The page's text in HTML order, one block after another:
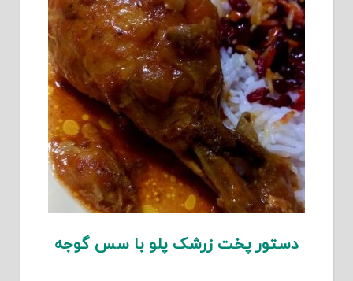
دستور پخت زرشک پلو با سس گوجه